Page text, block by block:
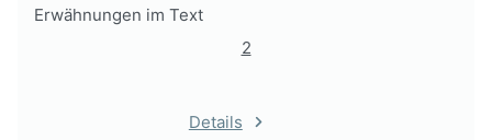
Erwähnungen im Text
2
Details